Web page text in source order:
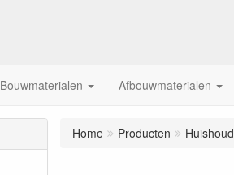
Bouwmaterialen Afbouwmaterialen
Home Producten Huishoud